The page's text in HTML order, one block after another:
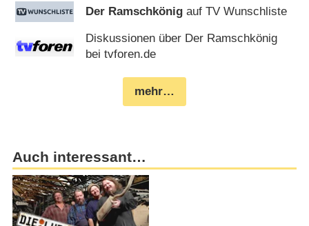
Der Ramschkönig auf TV Wunschliste
Diskussionen über Der Ramschkönig
bei tvforen.de
mehr…
Auch interessant…